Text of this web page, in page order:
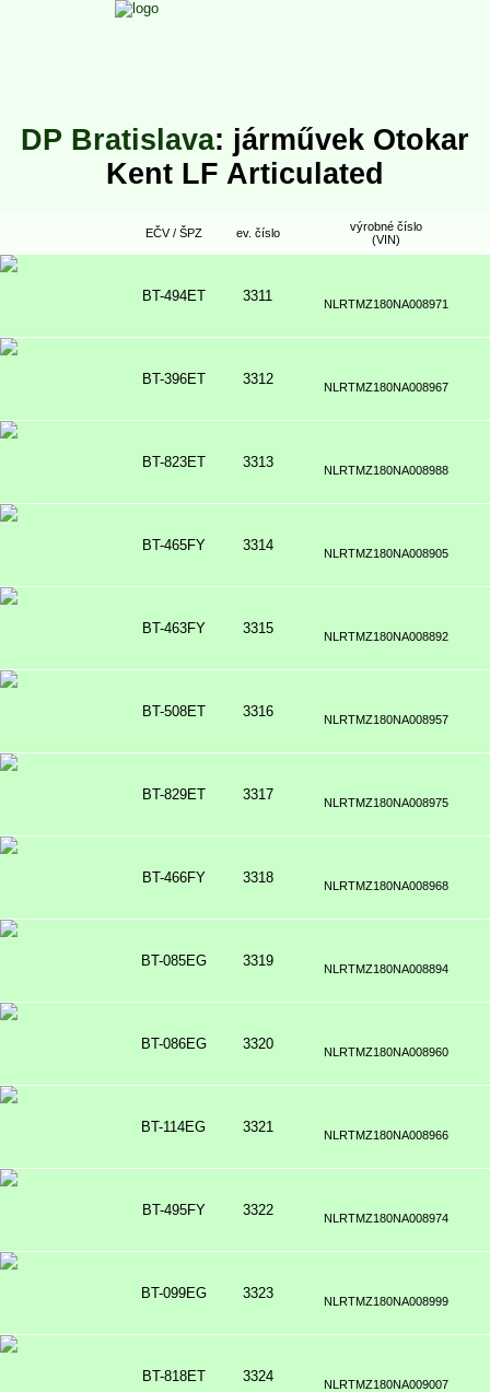
DP Bratislava: járművek Otokar
Kent LF Articulated
EČV / ŠPZ ev. číslo
výrobné číslo
(VIN)
BT-494ET 3311 NLRTMZ180NA008971
BT-396ET 3312 NLRTMZ180NA008967
BT-823ET 3313 NLRTMZ180NA008988
BT-465FY 3314 NLRTMZ180NA008905
BT-463FY 3315 NLRTMZ180NA008892
BT-508ET 3316 NLRTMZ180NA008957
BT-829ET 3317 NLRTMZ180NA008975
BT-466FY 3318 NLRTMZ180NA008968
BT-085EG 3319 NLRTMZ180NA008894
BT-086EG 3320 NLRTMZ180NA008960
BT-114EG 3321 NLRTMZ180NA008966
BT-495FY 3322 NLRTMZ180NA008974
BT-099EG 3323 NLRTMZ180NA008999
BT-818ET 3324 NLRTMZ180NA009007